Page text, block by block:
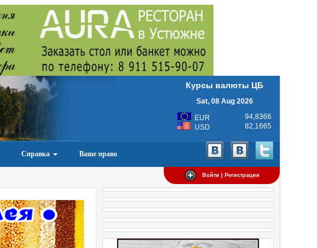
Курсы валюты ЦБ
Sat, 08 Aug 2026
EUR
94,8366
USD
82,1665
Справка Ваше право
Войти | Регистрация